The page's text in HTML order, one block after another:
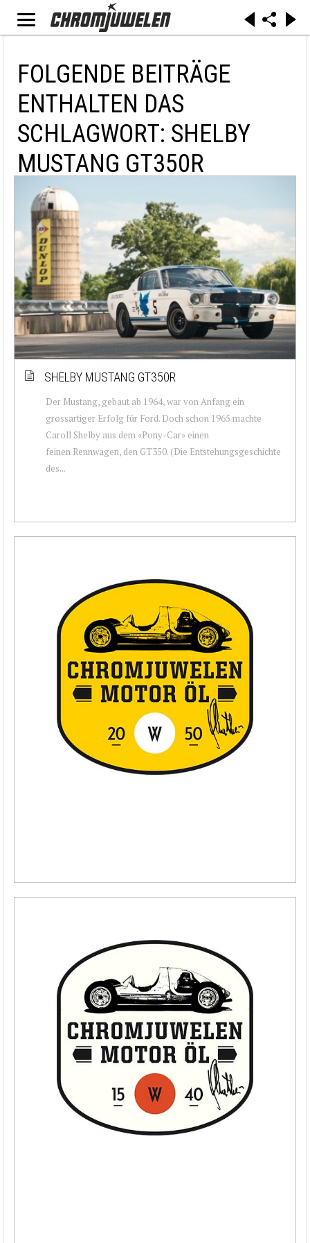
FOLGENDE BEITRÄGE
ENTHALTEN DAS
SCHLAGWORT: SHELBY
MUSTANG GT350R
SHELBY MUSTANG GT350R
Der Mustang, gebaut ab 1964, war von Anfang ein
grossartiger Erfolg für Ford. Doch schon 1965 machte
Caroll Shelby aus dem «Pony-Car» einen
feinen Rennwagen, den GT350. (Die Entstehungsgeschichte
des...